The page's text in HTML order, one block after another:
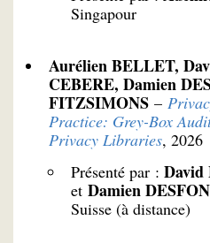
Singapour
Aurélien BELLET,
CEBERE, Damien
FITZSIMONS –
Practice: Grey-Box
Privacy Libraries, 2026
Présenté par : David
et Damien
Suisse (à distance)